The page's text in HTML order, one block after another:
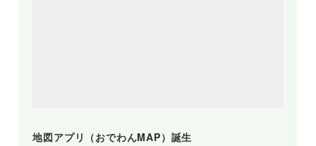
地図アプリ（おでわんMAP）誕生